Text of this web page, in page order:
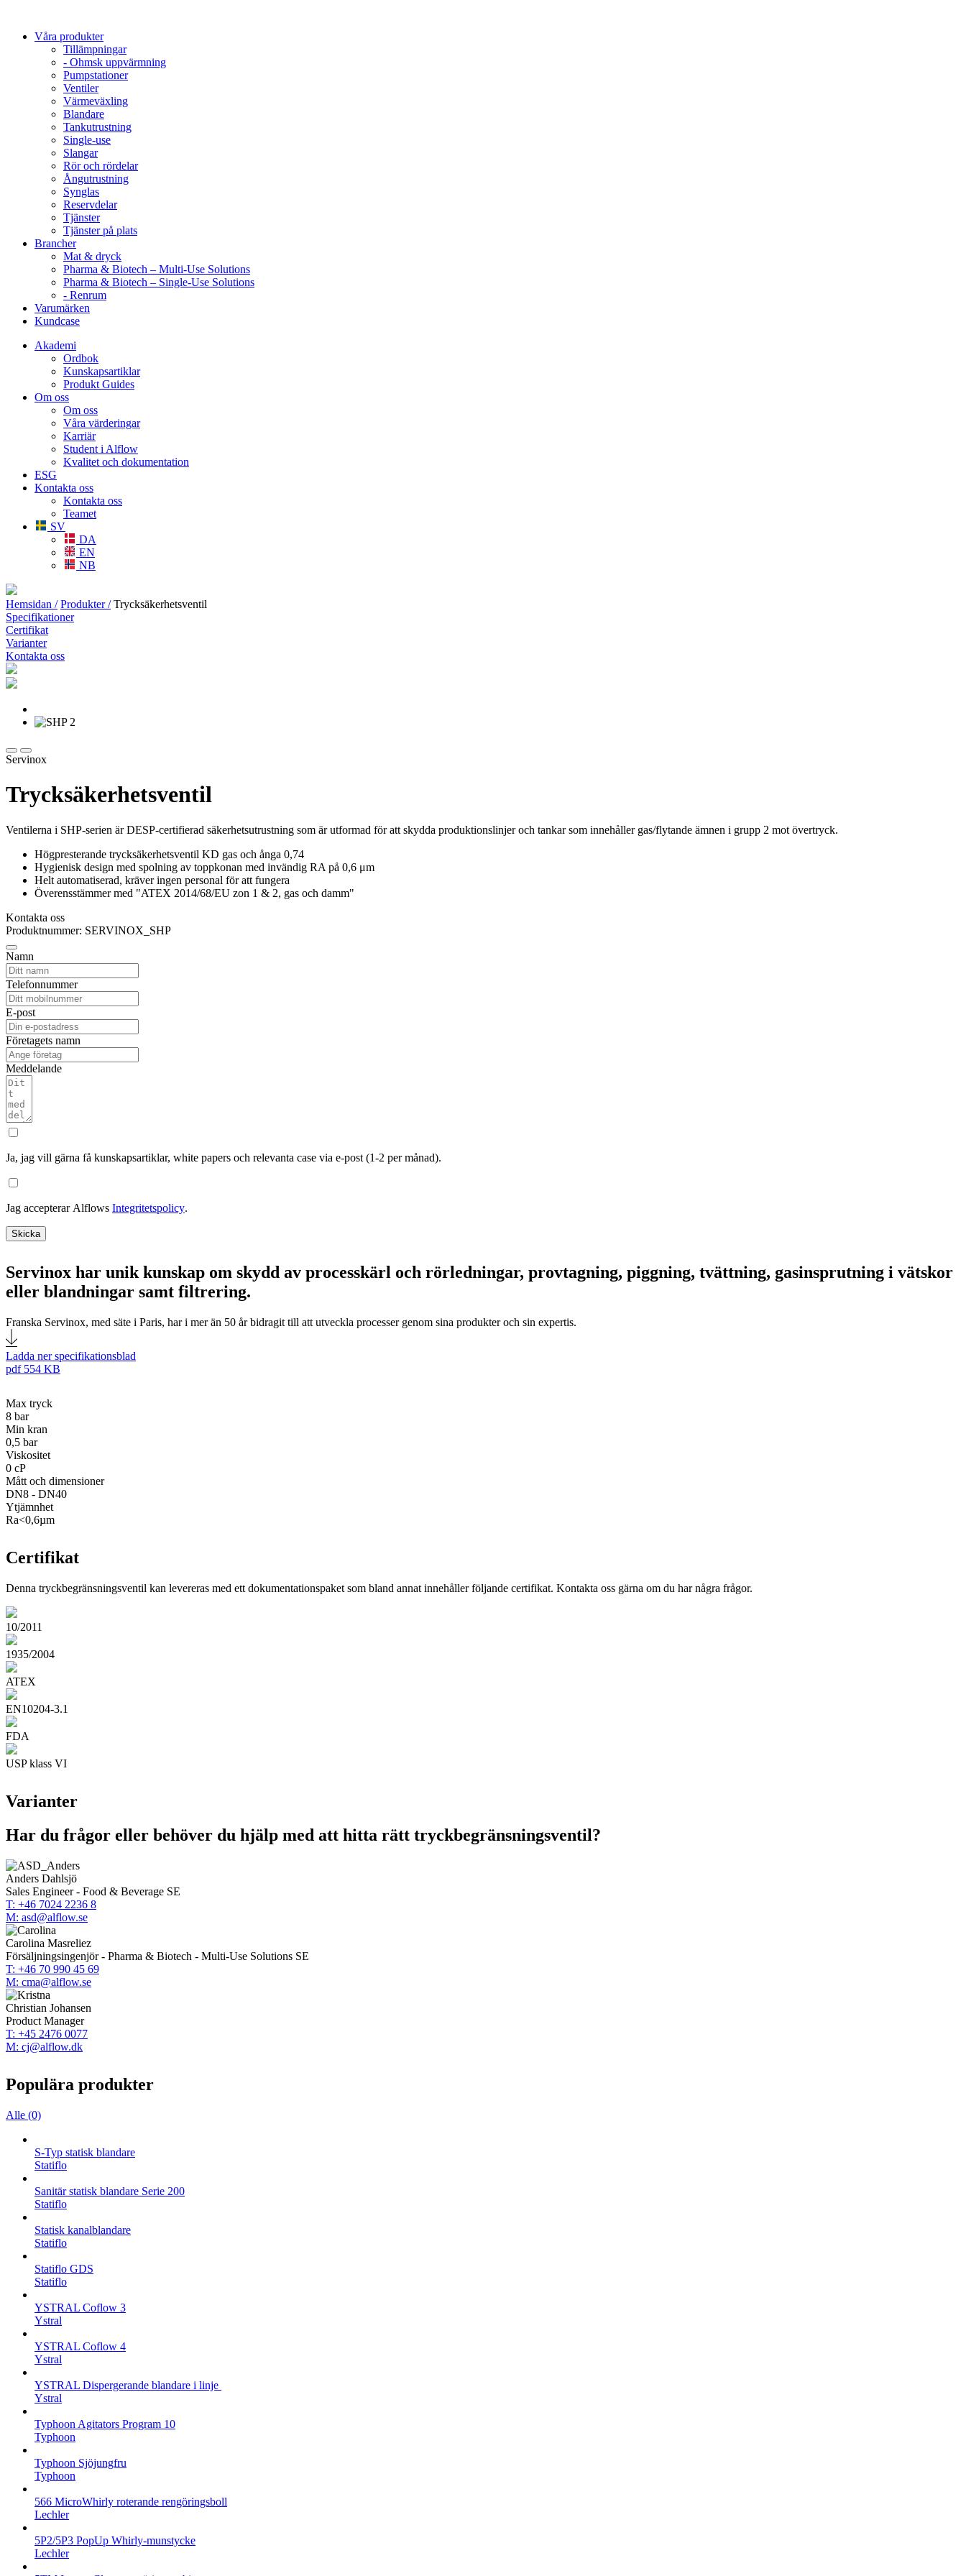
Våra produkter
Tillämpningar
- Ohmsk uppvärmning
Pumpstationer
Ventiler
Värmeväxling
Blandare
Tankutrustning
Single-use
Slangar
Rör och rördelar
Ångutrustning
Synglas
Reservdelar
Tjänster
Tjänster på plats
Brancher
Mat & dryck
Pharma & Biotech – Multi-Use Solutions
Pharma & Biotech – Single-Use Solutions
- Renrum
Varumärken
Kundcase
Akademi
Ordbok
Kunskapsartiklar
Produkt Guides
Om oss
Om oss
Våra värderingar
Karriär
Student i Alflow
Kvalitet och dokumentation
ESG
Kontakta oss
Kontakta oss
Teamet
SV
DA
EN
NB
Hemsidan / Produkter / Trycksäkerhetsventil
Specifikationer
Certifikat
Varianter
Kontakta oss
Servinox
Trycksäkerhetsventil
Ventilerna i SHP-serien är DESP-certifierad säkerhetsutrustning som är utformad för att skydda produktionslinjer och tankar som innehåller gas/flytande ämnen i grupp 2 mot övertryck.
Högpresterande trycksäkerhetsventil KD gas och ånga 0,74
Hygienisk design med spolning av toppkonan med invändig RA på 0,6 μm
Helt automatiserad, kräver ingen personal för att fungera
Överensstämmer med "ATEX 2014/68/EU zon 1 & 2, gas och damm"
Kontakta oss
Produktnummer: SERVINOX_SHP
Namn
Telefonnummer
E-post
Företagets namn
Meddelande
Ja, jag vill gärna få kunskapsartiklar, white papers och relevanta case via e-post (1-2 per månad).
Jag accepterar Alflows Integritetspolicy.
Skicka
Servinox har unik kunskap om skydd av processkärl och rörledningar, provtagning, piggning, tvättning, gasinsprutning i vätskor
eller blandningar samt filtrering.
Franska Servinox, med säte i Paris, har i mer än 50 år bidragit till att utveckla processer genom sina produkter och sin expertis.
Ladda ner specifikationsblad
pdf 554 KB
Max tryck
8 bar
Min kran
0,5 bar
Viskositet
0 cP
Mått och dimensioner
DN8 - DN40
Ytjämnhet
Ra<0,6µm
Certifikat
Denna tryckbegränsningsventil kan levereras med ett dokumentationspaket som bland annat innehåller följande certifikat. Kontakta oss gärna om du har några frågor.
10/2011
1935/2004
ATEX
EN10204-3.1
FDA
USP klass VI
Varianter
Har du frågor eller behöver du hjälp med att hitta rätt tryckbegränsningsventil?
Anders Dahlsjö
Sales Engineer - Food & Beverage SE
T: +46 7024 2236 8
M: asd@alflow.se
Carolina Masreliez
Försäljningsingenjör - Pharma & Biotech - Multi-Use Solutions SE
T: +46 70 990 45 69
M: cma@alflow.se
Christian Johansen
Product Manager
T: +45 2476 0077
M: cj@alflow.dk
Populära produkter
Alle (0)
S-Typ statisk blandare
Statiflo
Sanitär statisk blandare Serie 200
Statiflo
Statisk kanalblandare
Statiflo
Statiflo GDS
Statiflo
YSTRAL Coflow 3
Ystral
YSTRAL Coflow 4
Ystral
YSTRAL Dispergerande blandare i linje ‍‍
Ystral
Typhoon Agitators Program 10
Typhoon
Typhoon Sjöjungfru
Typhoon
566 MicroWhirly roterande rengöringsboll
Lechler
5P2/5P3 PopUp Whirly-munstycke
Lechler